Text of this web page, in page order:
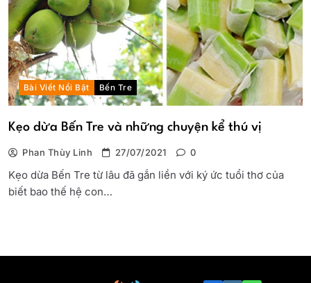
Bài Viết Nổi Bật Bến Tre
Kẹo dừa Bến Tre và những chuyện kể thú vị
Phan Thùy Linh 27/07/2021 0
Kẹo dừa Bến Tre từ lâu đã gắn liền với ký ức tuổi thơ của
biết bao thế hệ con…